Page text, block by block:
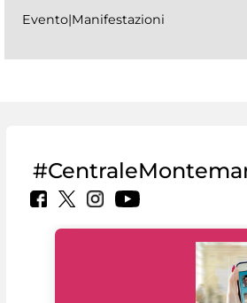
Evento|Manifestazioni